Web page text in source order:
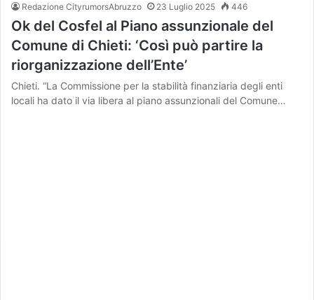
Redazione CityrumorsAbruzzo 23 Luglio 2025 446
Ok del Cosfel al Piano assunzionale del
Comune di Chieti: ‘Così può partire la
riorganizzazione dell’Ente’
Chieti. “La Commissione per la stabilità finanziaria degli enti
locali ha dato il via libera al piano assunzionali del Comune…